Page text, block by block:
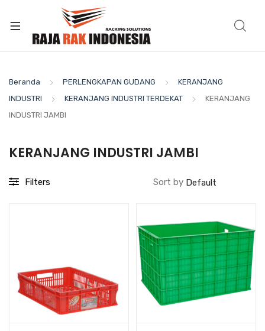
Beranda PERLENGKAPAN GUDANG
KERANJANG
INDUSTRI
KERANJANG INDUSTRI TERDEKAT
KERANJANG
INDUSTRI JAMBI
KERANJANG INDUSTRI JAMBI
Filters Sort by